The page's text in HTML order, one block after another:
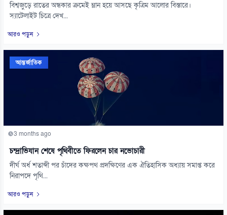
বিশ্বজুড়ে রাতের অন্ধকার ক্রমেই ম্লান হয়ে আসছে কৃত্রিম আলোর বিস্তারে।
স্যাটেলাইট চিত্রে দেখ...
আরও পড়ুন
আন্তর্জাতিক
3 months ago
চন্দ্রাভিযান শেষে পৃথিবীতে ফিরলেন চার নভোচারী
দীর্ঘ অর্ধ শতাব্দী পর চাঁদের কক্ষপথ প্রদক্ষিণের এক ঐতিহাসিক অধ্যায় সমাপ্ত করে
নিরাপদে পৃথি...
আরও পড়ুন